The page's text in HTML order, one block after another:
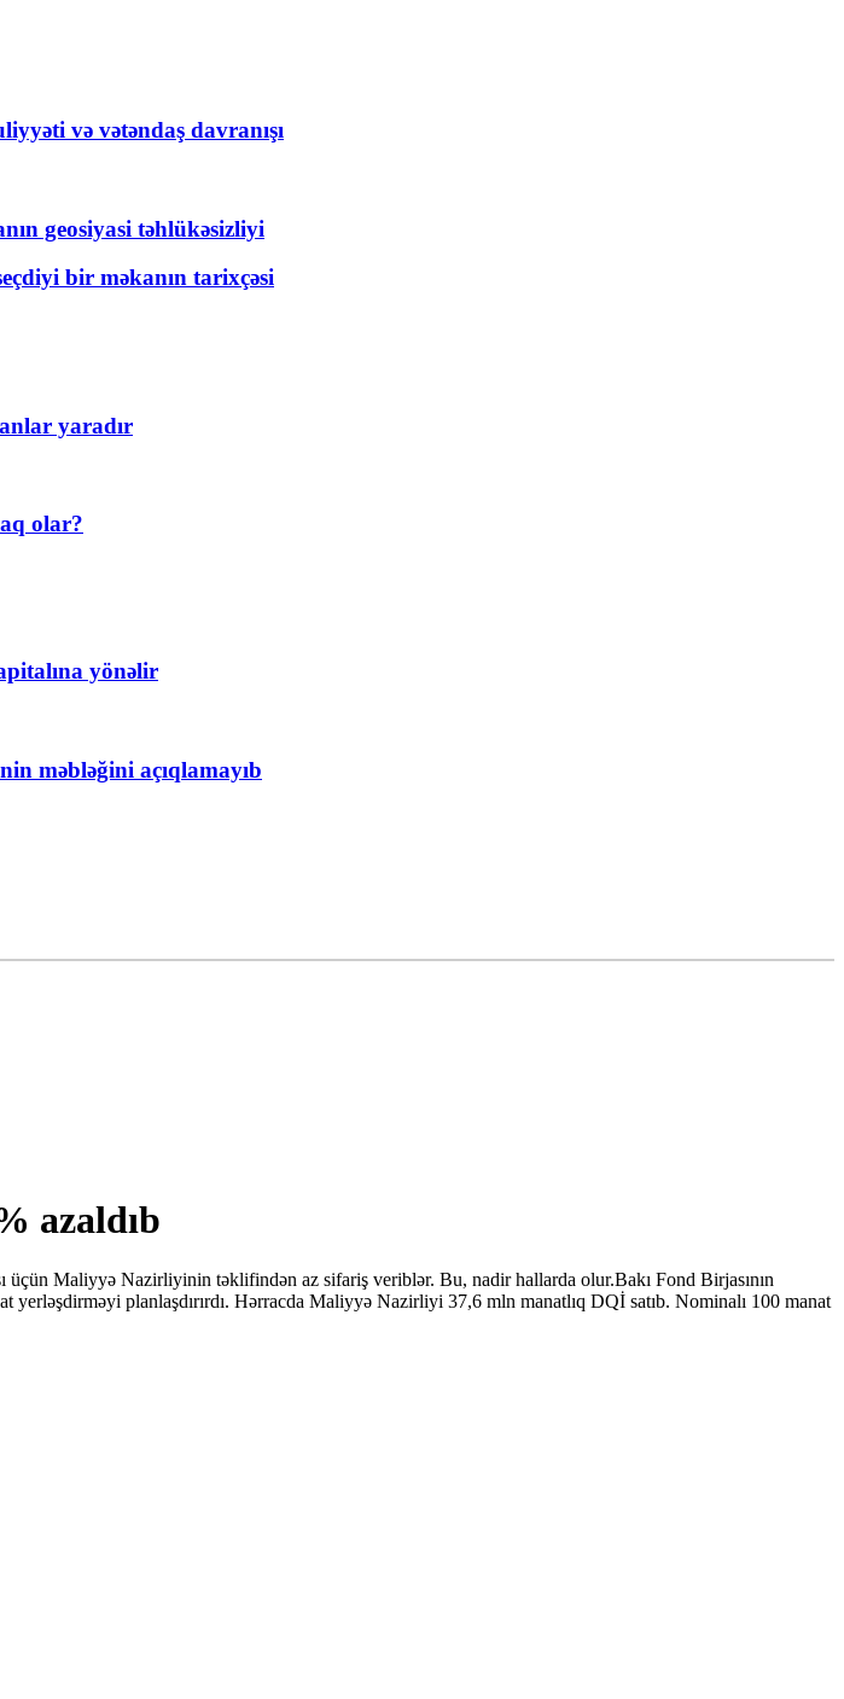
və vətəndaş davranışı
geosiyasi təhlükəsizliyi
bir məkanın tarixçəsi
yaradır
olar?
yönəlir
məbləğini açıqlamayıb
azaldıb
Maliyyə Nazirliyinin təklifindən az sifariş veriblər. Bu, nadir hallarda olur.Bakı Fond Birjasının
planlaşdırırdı. Hərracda Maliyyə Nazirliyi 37,6 mln manatlıq DQİ satıb. Nominalı 100 manat